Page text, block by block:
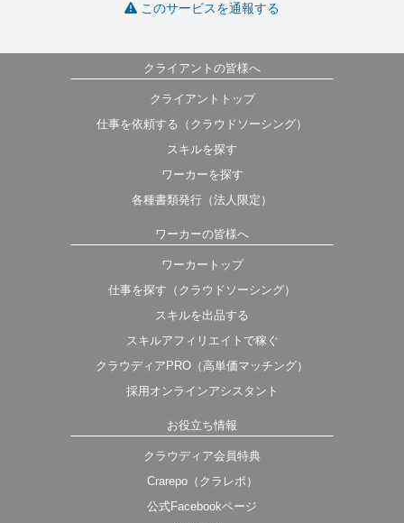
このサービスを通報する
クライアントの皆様へ
クライアントトップ
仕事を依頼する（クラウドソーシング）
スキルを探す
ワーカーを探す
各種書類発行（法人限定）
ワーカーの皆様へ
ワーカートップ
仕事を探す（クラウドソーシング）
スキルを出品する
スキルアフィリエイトで稼ぐ
クラウディアPRO（高単価マッチング）
採用オンラインアシスタント
お役立ち情報
クラウディア会員特典
Crarepo（クラレポ）
公式Facebookページ